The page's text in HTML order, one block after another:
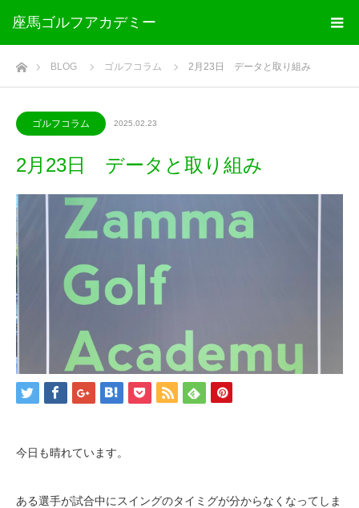
座馬ゴルフアカデミー
ホームBLOG ゴルフコラム 2月23日 データと取り組み
ゴルフコラム 2025.02.23
2月23日 データと取り組み
今日も晴れています。
ある選手が試合中にスイングのタイミグが分からなくなってしま